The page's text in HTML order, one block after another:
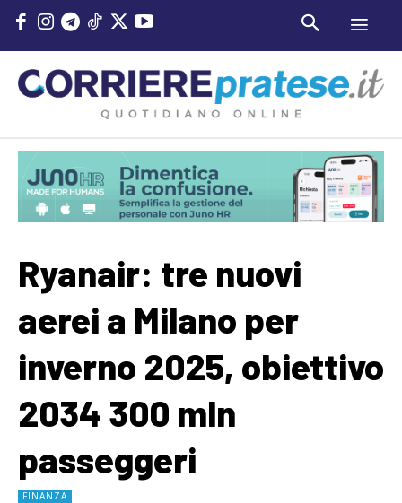
Ryanair: tre nuovi
aerei a Milano per
inverno 2025, obiettivo
2034 300 mln
passeggeri
FINANZA